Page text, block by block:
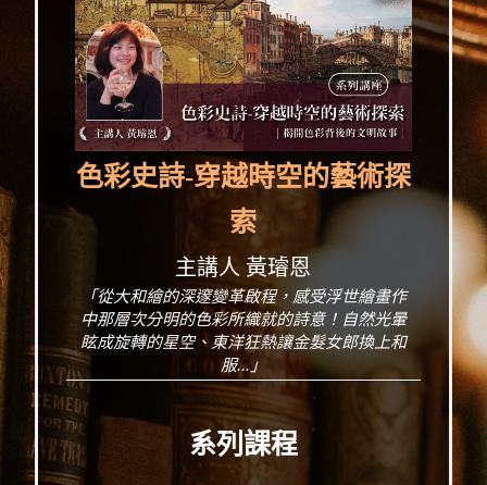
色彩史詩-穿越時空的藝術探
索
主講人 黃璿恩
「從大和繪的深邃變革啟程，感受浮世繪畫作
中那層次分明的色彩所織就的詩意！自然光暈
眩成旋轉的星空、東洋狂熱讓金髮女郎換上和
服...」
系列課程